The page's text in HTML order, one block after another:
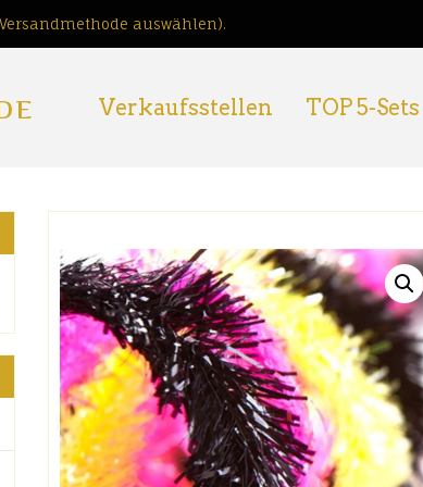
auswählen).
Verkaufsstellen TOP 5-Sets